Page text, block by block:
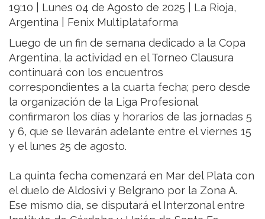
19:10 | Lunes 04 de Agosto de 2025 | La Rioja,
Argentina | Fenix Multiplataforma
Luego de un fin de semana dedicado a la Copa
Argentina, la actividad en el Torneo Clausura
continuará con los encuentros
correspondientes a la cuarta fecha; pero desde
la organización de la Liga Profesional
confirmaron los días y horarios de las jornadas 5
y 6, que se llevarán adelante entre el viernes 15
y el lunes 25 de agosto.
La quinta fecha comenzará en Mar del Plata con
el duelo de Aldosivi y Belgrano por la Zona A.
Ese mismo día, se disputará el Interzonal entre